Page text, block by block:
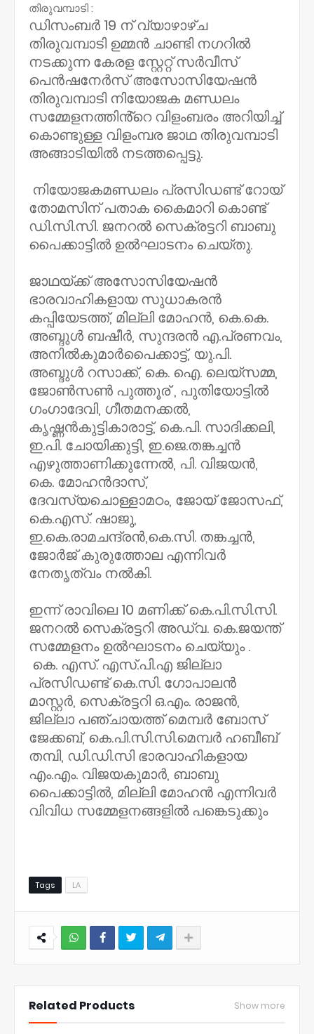
തിരുവമ്പാടി :
ഡിസംബർ 19 ന് വ്യാഴാഴ്ച
തിരുവമ്പാടി ഉമ്മൻ ചാണ്ടി നഗറിൽ
നടക്കുന്ന കേരള സ്റ്റേറ്റ് സർവീസ്
പെൻഷനേർസ് അസോസിയേഷൻ
തിരുവമ്പാടി നിയോജക മണ്ഡലം
സമ്മേളനത്തിൻ്റെ വിളംബരം അറിയിച്ച്
കൊണ്ടുള്ള വിളംമ്പര ജാഥ തിരുവമ്പാടി
അങ്ങാടിയിൽ നടത്തപ്പെട്ടു.
നിയോജകമണ്ഡലം പ്രസിഡണ്ട് റോയ്
തോമസിന് പതാക കൈമാറി കൊണ്ട്
ഡി.സി.സി. ജനറൽ സെക്രട്ടറി ബാബു
പൈക്കാട്ടിൽ ഉൽഘാടനം ചെയ്തു.
ജാഥയ്ക്ക് അസോസിയേഷൻ
ഭാരവാഹികളായ സുധാകരൻ
കപ്പിയേടത്ത്, മില്ലി മോഹൻ, കെ.കെ.
അബ്ദുൾ ബഷീർ, സുന്ദരൻ എ.പ്രണവം,
അനിൽകുമാർപൈക്കാട്ട്, യു.പി.
അബ്ദുൾ റസാക്ക്, കെ. ഐ. ലെയ്സമ്മ,
ജോൺസൺ പുത്തൂര് , പുതിയോട്ടിൽ
ഗംഗാദേവി, ഗീതമനക്കൽ,
കൃഷ്ണൻകുട്ടികാരാട്ട്, കെ.പി. സാദിക്കലി,
ഇ.പി. ചോയിക്കുട്ടി, ഇ.ജെ.തങ്കച്ചൻ
എഴുത്താണിക്കുന്നേൽ, പി. വിജയൻ,
കെ. മോഹൻദാസ്,
ദേവസ്യചൊള്ളാമഠം, ജോയ് ജോസഫ്,
കെ.എസ്. ഷാജു,
ഇ.കെ.രാമചന്ദ്രൻ,കെ.സി. തങ്കച്ചൻ,
ജോർജ് കുരുത്തോല എന്നിവർ
നേതൃത്വം നൽകി.
ഇന്ന് രാവിലെ 10 മണിക്ക് കെ.പി.സി.സി.
ജനറൽ സെക്രട്ടറി അഡ്വ. കെ.ജയന്ത്
സമ്മേളനം ഉൽഘാടനം ചെയ്യും .
കെ. എസ്. എസ്.പി.എ ജില്ലാ
പ്രസിഡണ്ട് കെ.സി. ഗോപാലൻ
മാസ്റ്റർ, സെക്രട്ടറി ഒ.എം. രാജൻ,
ജില്ലാ പഞ്ചായത്ത് മെമ്പർ ബോസ്
ജേക്കബ്, കെ.പി.സി.സി.മെമ്പർ ഹബീബ്
തമ്പി, ഡി.ഡി.സി ഭാരവാഹികളായ
എം.എം. വിജയകുമാർ, ബാബു
പൈക്കാട്ടിൽ, മില്ലി മോഹൻ എന്നിവർ
വിവിധ സമ്മേളനങ്ങളിൽ പങ്കെടുക്കും
Tags LA
Related Products Show more